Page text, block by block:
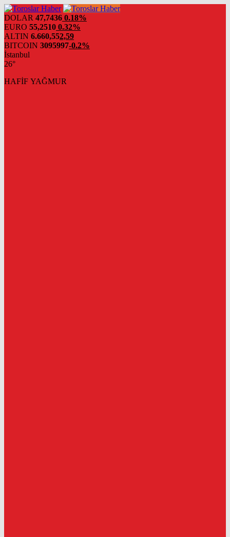
DOLAR 47,7436 0.18%
EURO 55,2510 0.32%
ALTIN 6.660,552,59
BITCOIN 3095997-0.2%
İstanbul
26°
HAFİF YAĞMUR